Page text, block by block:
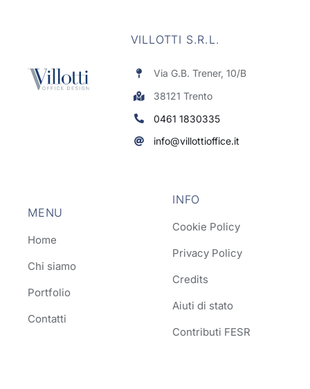
VILLOTTI S.R.L.
Via G.B. Trener, 10/B
38121 Trento
0461 1830335
info@villottioffice.it
MENU
Home
Chi siamo
Portfolio
Contatti
INFO
Cookie Policy
Privacy Policy
Credits
Aiuti di stato
Contributi FESR